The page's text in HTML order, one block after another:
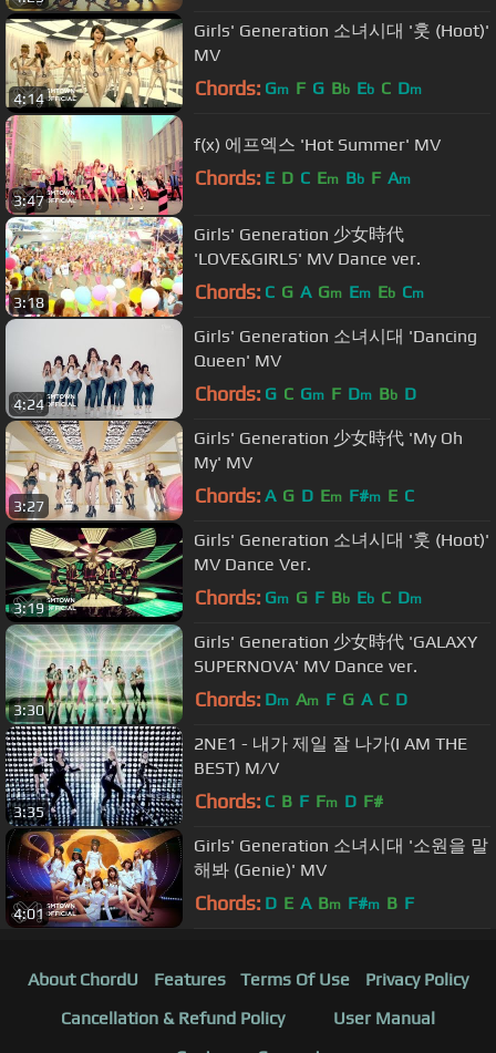
4:14
Girls' Generation 소녀시대 '훗 (Hoot)'
MV
Chords: Gm F G Bb Eb C Dm
3:47
f(x) 에프엑스 'Hot Summer' MV
Chords: E D C Em Bb F Am
3:18
Girls' Generation 少女時代
'LOVE&GIRLS' MV Dance ver.
Chords: C G A Gm Em Eb Cm
4:24
Girls' Generation 소녀시대 'Dancing
Queen' MV
Chords: G C Gm F Dm Bb D
3:27
Girls' Generation 少女時代 'My Oh
My' MV
Chords: A G D Em F#m E C
3:19
Girls' Generation 소녀시대 '훗 (Hoot)'
MV Dance Ver.
Chords: Gm G F Bb Eb C Dm
3:30
Girls' Generation 少女時代 'GALAXY
SUPERNOVA' MV Dance ver.
Chords: Dm Am F G A C D
3:35
2NE1 - 내가 제일 잘 나가(I AM THE
BEST) M/V
Chords: C B F Fm D F#
4:01
Girls' Generation 소녀시대 '소원을 말
해봐 (Genie)' MV
Chords: D E A Bm F#m B F
About ChordU Features Terms Of Use
Privacy Policy
Cancellation & Refund Policy
User Manual